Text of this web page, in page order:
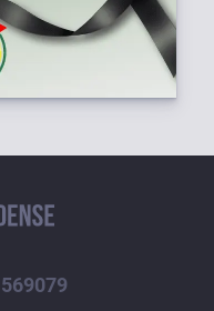
569079